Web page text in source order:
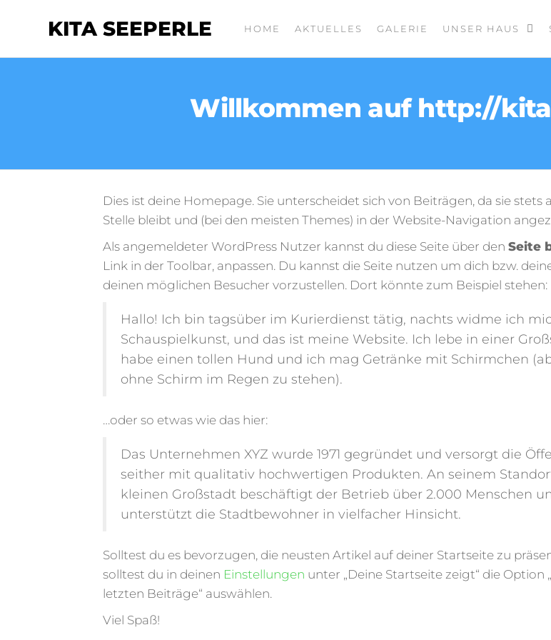
KITA SEEPERLE HOME AKTUELLES GALERIE UNSER HAUS
Willkommen auf http://
Dies ist deine Homepage. Sie unterscheidet sich von Beiträgen, da sie stets
Stelle bleibt und (bei den meisten Themes) in der Website-Navigation
Als angemeldeter WordPress Nutzer kannst du diese Seite über denSeite
Link in der Toolbar, anpassen. Du kannst die Seite nutzen um dich bzw.
deinen möglichen Besucher vorzustellen. Dort könnte zum Beispiel stehen:
Hallo! Ich bin tagsüber im Kurierdienst tätig, nachts widme ich
Schauspielkunst, und das ist meine Website. Ich lebe in einer
habe einen tollen Hund und ich mag Getränke mit Schirmchen
ohne Schirm im Regen zu stehen).
…oder so etwas wie das hier:
Das Unternehmen XYZ wurde 1971 gegründet und versorgt die
seither mit qualitativ hochwertigen Produkten. An seinem
kleinen Großstadt beschäftigt der Betrieb über 2.000 Menschen
unterstützt die Stadtbewohner in vielfacher Hinsicht.
Solltest du es bevorzugen, die neusten Artikel auf deiner Startseite zu
solltest du in deinen Einstellungen unter „Deine Startseite zeigt“ die Option
letzten Beiträge“ auswählen.
Viel Spaß!